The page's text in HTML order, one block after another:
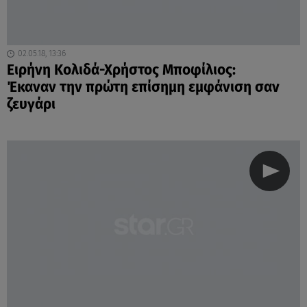
02.05.18, 13:36
Ειρήνη Κολιδά-Χρήστος Μποφίλιος:
Έκαναν την πρώτη επίσημη εμφάνιση σαν
ζευγάρι